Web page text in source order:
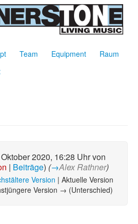
Team Equipment
Raum
2020, 16:28 Uhr von
| Beiträge) (→Alex Rathner)
Version | Aktuelle Version
Version → (Unterschied)